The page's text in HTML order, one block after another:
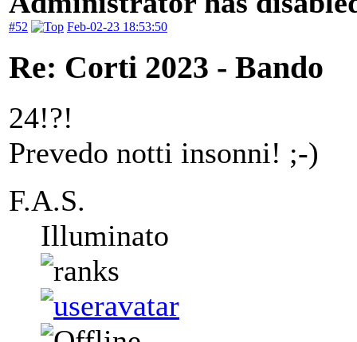
#52 Feb-02-23 18:53:50
Re: Corti 2023 - Bando
24!?!
Prevedo notti insonni! ;-)
F.A.S.
Illuminato